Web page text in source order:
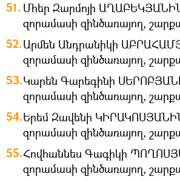
Մհեր Զարմոյի
զորամասի զինծառայող,
Արմեն Անդրանիկի
զորամասի զինծառայող,
Կարեն Գարեգինի
զորամասի զինծառայող,
Երեմ Զավենի
զորամասի զինծառայող,
Հովհաննես Գագիկի
զորամասի զինծառայող,